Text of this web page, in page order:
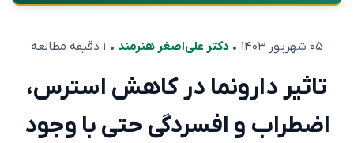
۰۵ شهریور ۱۴۰۳ • دکتر علی‌اصغر هنرمند • ۱ دقیقه مطالعه
تاثیر دارونما در کاهش استرس،
اضطراب و افسردگی حتی با وجود